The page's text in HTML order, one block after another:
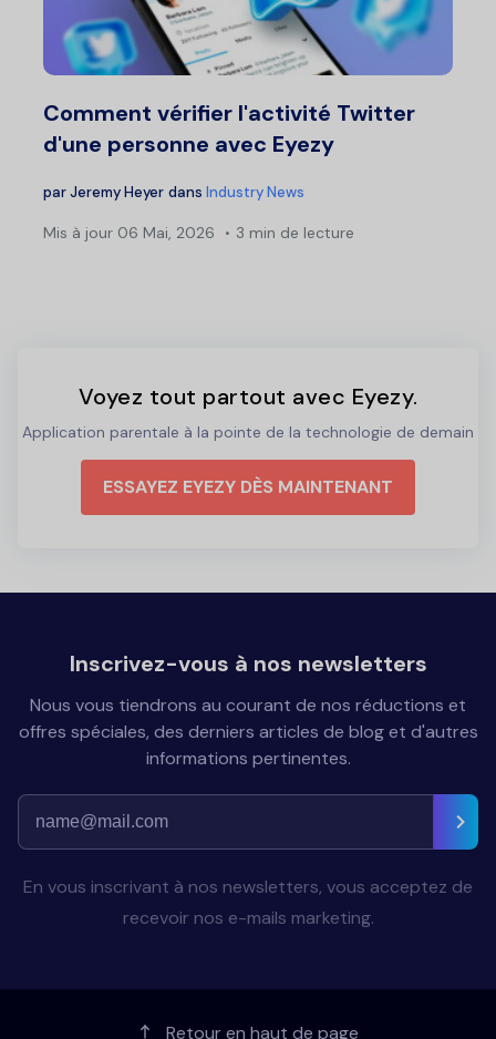
Comment vérifier l'activité Twitter
d'une personne avec Eyezy
parJeremy Heyer dans Industry News
Mis à jour 06 Mai, 2026 3 min de lecture
Voyez tout partout avec Eyezy.
Application parentale à la pointe de la technologie de demain
ESSAYEZ EYEZY DÈS MAINTENANT
Inscrivez-vous à nos newsletters
Nous vous tiendrons au courant de nos réductions et
offres spéciales, des derniers articles de blog et d'autres
informations pertinentes.
En vous inscrivant à nos newsletters, vous acceptez de
recevoir nos e-mails marketing.
Retour en haut de page